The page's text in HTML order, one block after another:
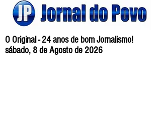
O Original - 24 anos de bom Jornalismo!
sábado, 8 de Agosto de 2026